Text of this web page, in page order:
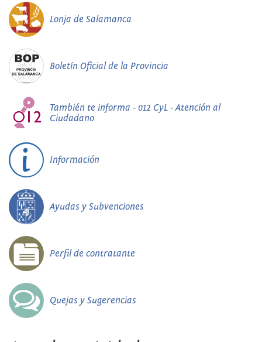
Lonja de Salamanca
Boletín Oficial de la Provincia
También te informa - 012 CyL - Atención al
Ciudadano
Información
Ayudas y Subvenciones
Perfil de contratante
Quejas y Sugerencias